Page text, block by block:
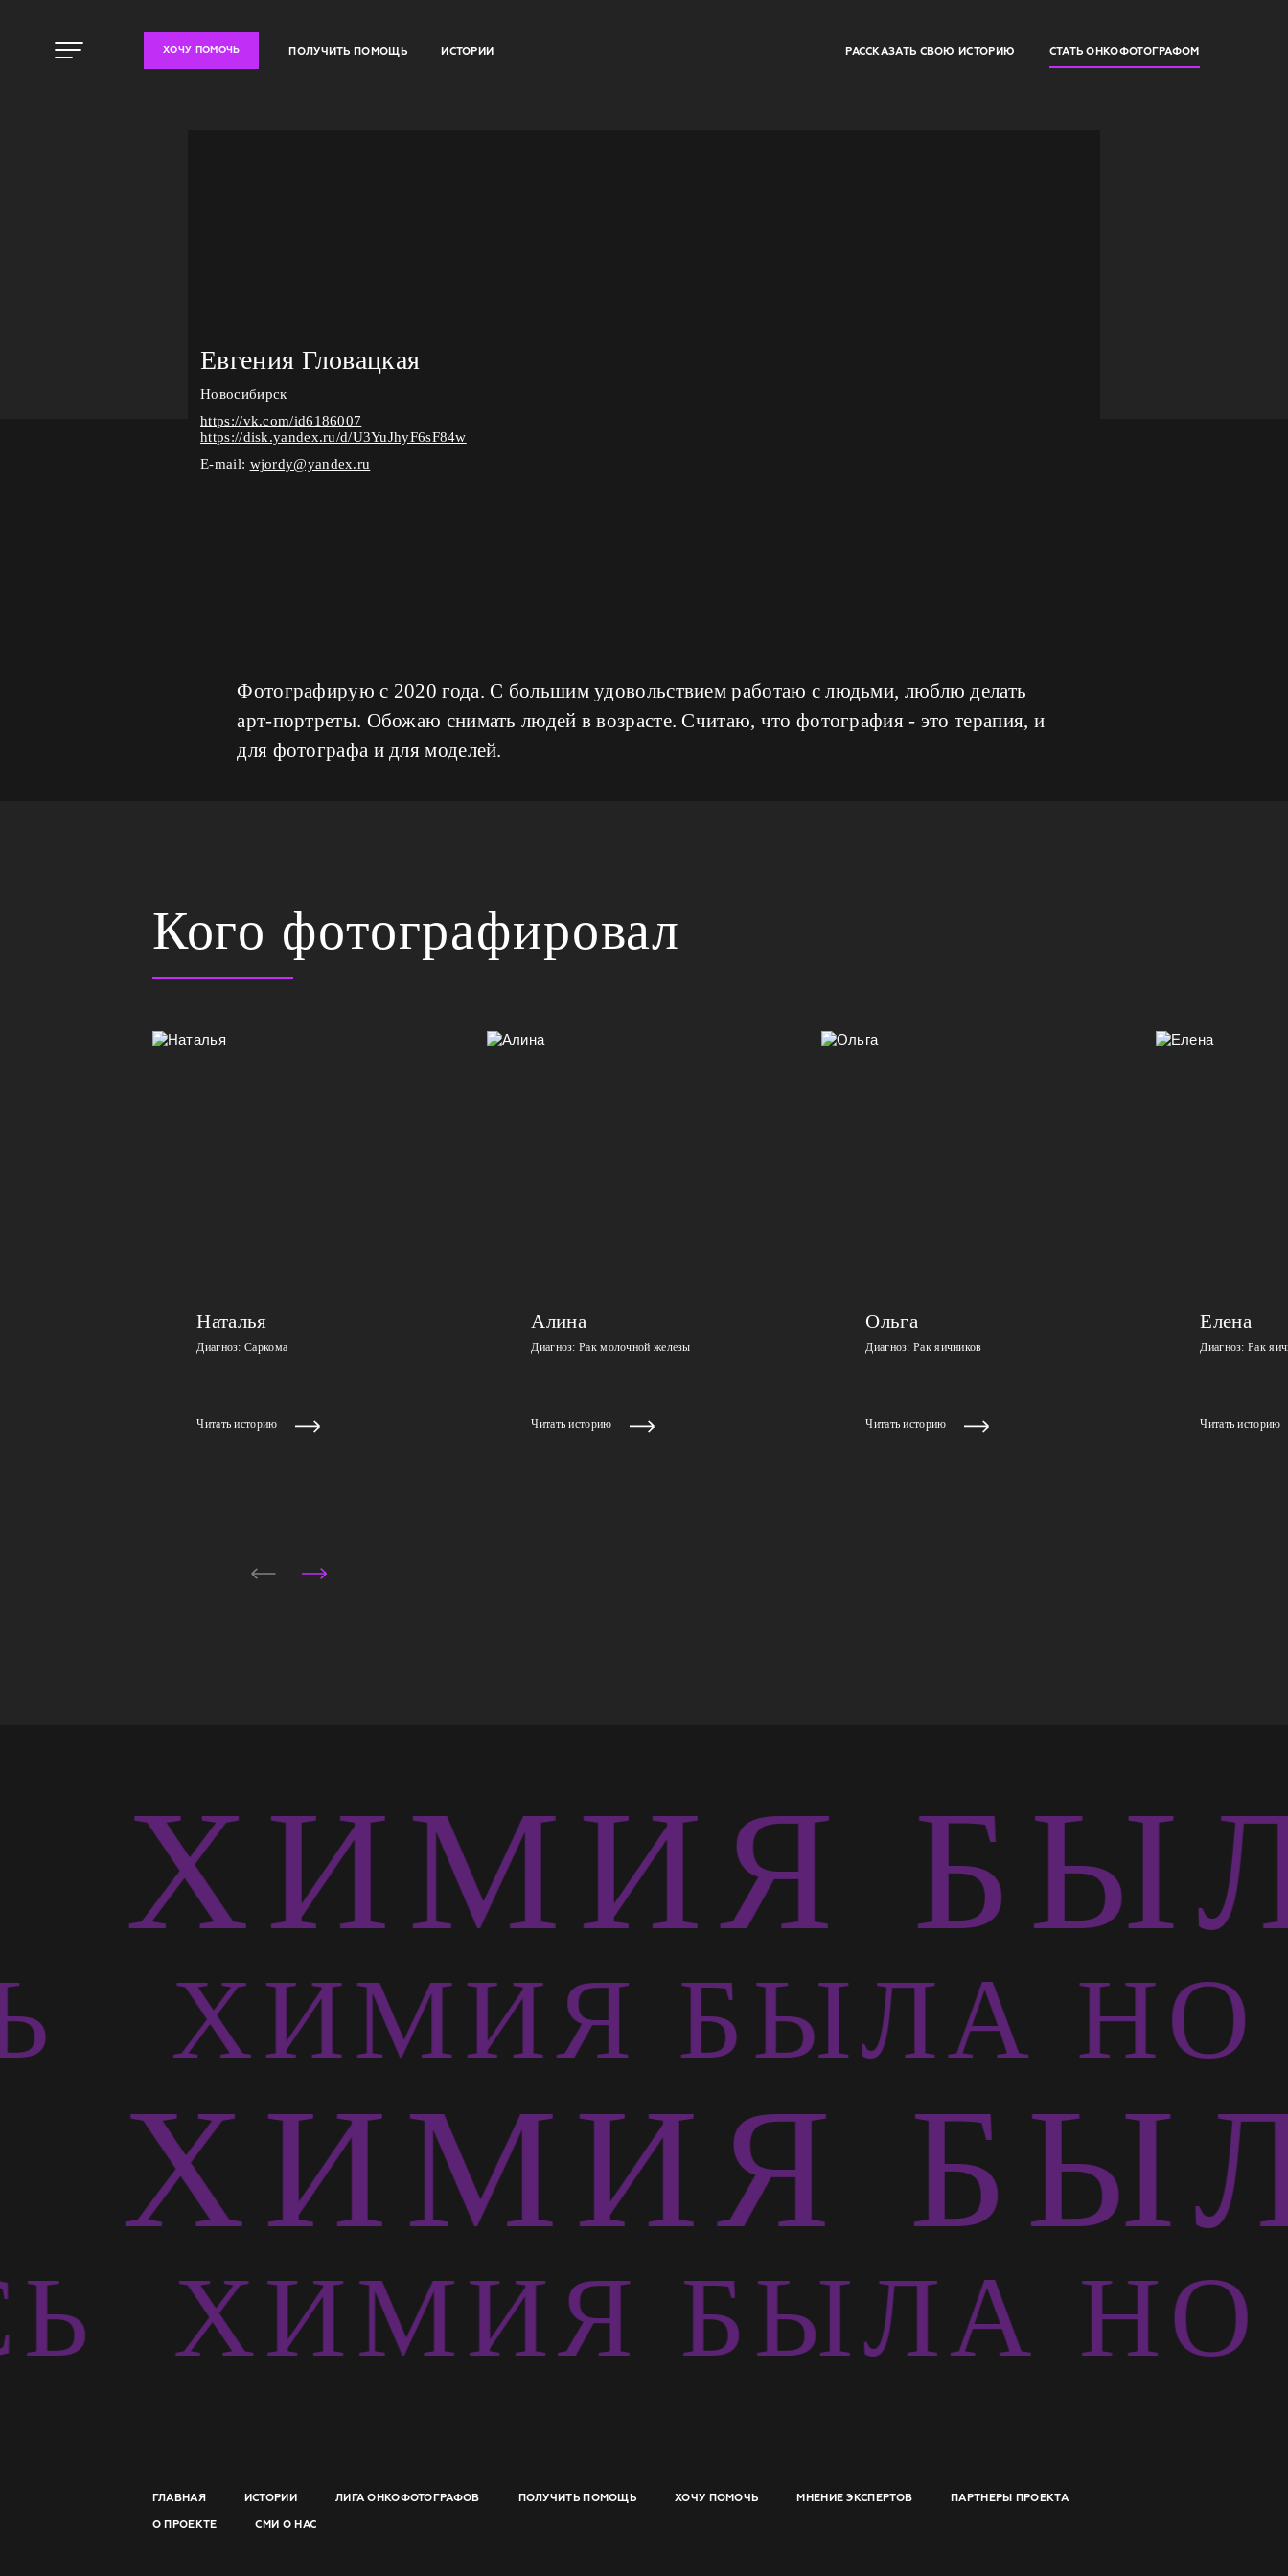
ХОЧУ ПОМОЧЬ ПОЛУЧИТЬ ПОМОЩЬ ИСТОРИИ РАССКАЗАТЬ СВОЮ ИСТОРИЮ СТАТЬ ОНКОФОТОГРАФОМ
Евгения Гловацкая
Новосибирск
https://vk.com/id6186007
https://disk.yandex.ru/d/U3YuJhyF6sF84w
E-mail: wjordy@yandex.ru
Фотографирую с 2020 года. С большим удовольствием работаю с людьми, люблю делать
арт-портреты. Обожаю снимать людей в возрасте. Считаю, что фотография - это терапия, и
для фотографа и для моделей.
Кого фотографировал
Наталья
Диагноз: Саркома
Читать историю
Алина
Диагноз: Рак молочной железы
Читать историю
Ольга
Диагноз: Рак яичников
Читать историю
Елена
Диагноз: Рак
Читать историю
ХИМИЯ
ХИМИЯ БЫЛА
ХИМИЯ
ХИМИЯ БЫЛА
ГЛАВНАЯ ИСТОРИИ ЛИГА ОНКОФОТОГРАФОВ ПОЛУЧИТЬ ПОМОЩЬ ХОЧУ ПОМОЧЬ МНЕНИЕ ЭКСПЕРТОВ
ПАРТНЕРЫ ПРОЕКТА
О ПРОЕКТЕ
СМИ О НАС